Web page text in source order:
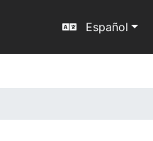
Español